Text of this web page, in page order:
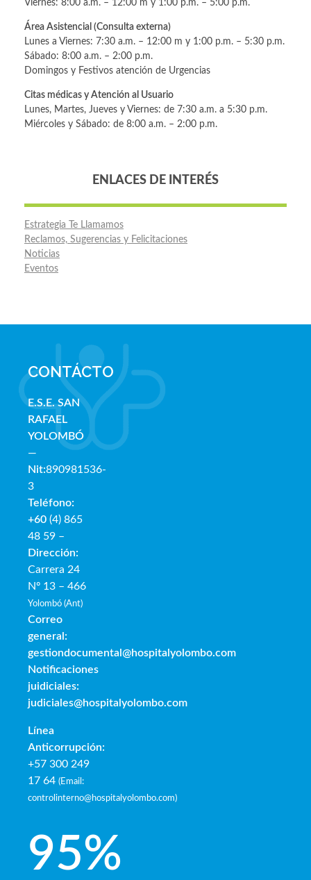
Viernes: 8:00 a.m. – 12:00 m y 1:00 p.m. – 5:00 p.m.
Área Asistencial (Consulta externa)
Lunes a Viernes: 7:30 a.m. – 12:00 m y 1:00 p.m. – 5:30 p.m.
Sábado: 8:00 a.m. – 2:00 p.m.
Domingos y Festivos atención de Urgencias
Citas médicas y Atención al Usuario
Lunes, Martes, Jueves y Viernes: de 7:30 a.m. a 5:30 p.m.
Miércoles y Sábado: de 8:00 a.m. – 2:00 p.m.
ENLACES DE INTERÉS
Estrategia Te Llamamos
Reclamos, Sugerencias y Felicitaciones
Noticias
Eventos
CONTÁCTO
E.S.E. SAN
RAFAEL
YOLOMBÓ
—
Nit:890981536-
3
Teléfono:
+60 (4) 865
48 59 –
Dirección:
Carrera 24
Nº 13 – 466
Yolombó (Ant)
Correo
general:
gestiondocumental@hospitalyolombo.com
Notificaciones
juidiciales:
judiciales@hospitalyolombo.com
Línea
Anticorrupción:
+57 300 249
17 64 (Email:
controlinterno@hospitalyolombo.com)
95%